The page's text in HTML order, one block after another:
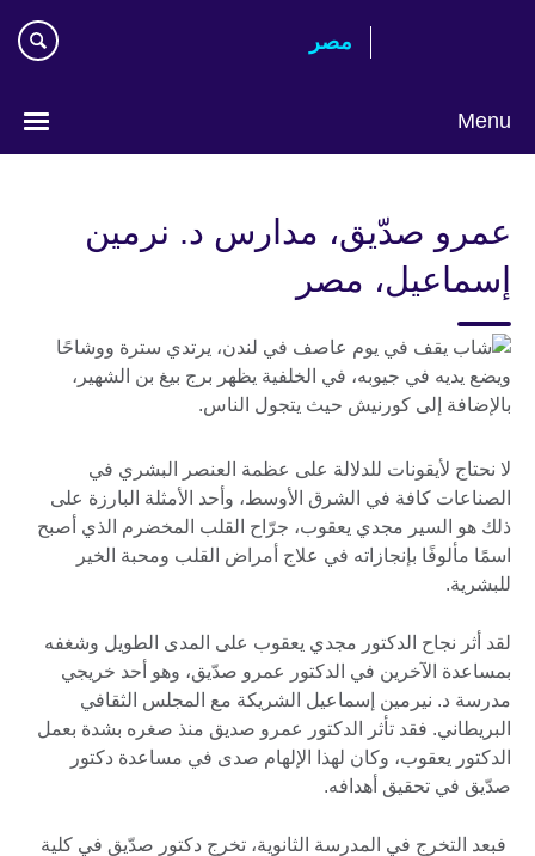
مصر‎
Menu
عمرو صدّيق، مدارس د. نرمين
إسماعيل، مصر
لا نحتاج لأيقونات للدلالة على عظمة العنصر البشري في
الصناعات كافة في الشرق الأوسط، وأحد الأمثلة البارزة على
ذلك هو السير مجدي يعقوب، جرّاح القلب المخضرم الذي أصبح
اسمًا مألوفًا بإنجازاته في علاج أمراض القلب ومحبة الخير
للبشرية.
لقد أثر نجاح الدكتور مجدي يعقوب على المدى الطويل وشغفه
بمساعدة الآخرين في الدكتور عمرو صدّيق، وهو أحد خريجي
مدرسة د. نيرمين إسماعيل الشريكة مع المجلس الثقافي
البريطاني. فقد تأثر الدكتور عمرو صديق منذ صغره بشدة بعمل
الدكتور يعقوب، وكان لهذا الإلهام صدى في مساعدة دكتور
صدّيق في تحقيق أهدافه.
فبعد التخرج في المدرسة الثانوية، تخرج دكتور صدّيق في كلية